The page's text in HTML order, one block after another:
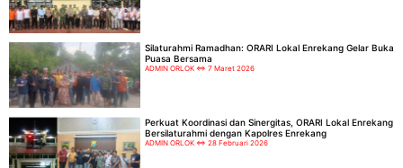
Silaturahmi Ramadhan: ORARI Lokal Enrekang Gelar Buka
Puasa Bersama
ADMIN ORLOK 7 Maret 2026
Perkuat Koordinasi dan Sinergitas, ORARI Lokal Enrekang
Bersilaturahmi dengan Kapolres Enrekang
ADMIN ORLOK 28 Februari 2026